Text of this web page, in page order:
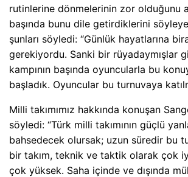
rutinlerine dönmelerinin zor olduğunu
başında bunu dile getirdiklerini
şunları söyledi: “Günlük hayatlarına
gerekiyordu. Sanki bir rüyadaymışlar
kampının başında oyuncularla bu
başladık. Oyuncular bu turnuvaya
Milli takımımız hakkında konuşan
söyledi: “Türk milli takımının güçlü
bahsedecek olursak; uzun süredir bu
bir takım, teknik ve taktik olarak çok
çok yüksek. Saha içinde ve dışında